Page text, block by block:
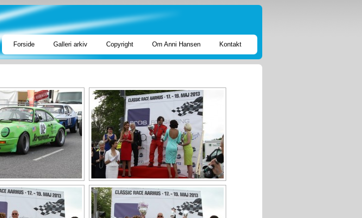
Forside Galleri arkiv Copyright Om Anni Hansen Kontakt